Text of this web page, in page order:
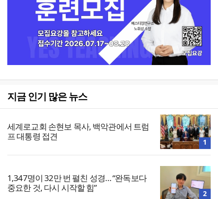
지금 인기 많은 뉴스
세계로교회 손현보 목사, 백악관에서 트럼
프 대통령 접견
1
1,347명이 32만 번 펼친 성경… “완독보다
중요한 것, 다시 시작할 힘”
2